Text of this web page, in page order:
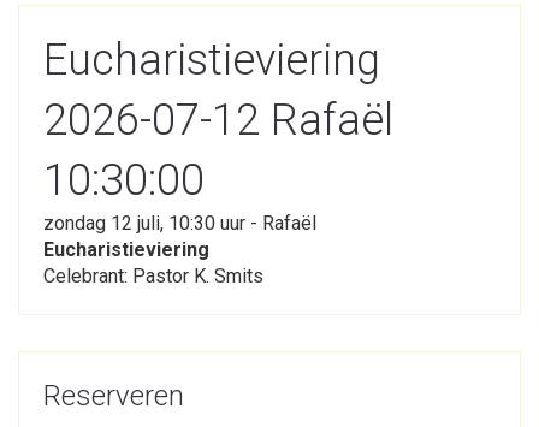
Eucharistieviering
2026-07-12 Rafaël
10:30:00
zondag 12 juli, 10:30 uur - Rafaël
Eucharistieviering
Celebrant: Pastor K. Smits
Reserveren